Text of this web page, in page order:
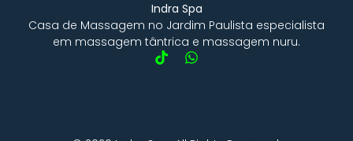
Indra Spa
Casa de Massagem no Jardim Paulista especialista
em massagem tântrica e massagem nuru.